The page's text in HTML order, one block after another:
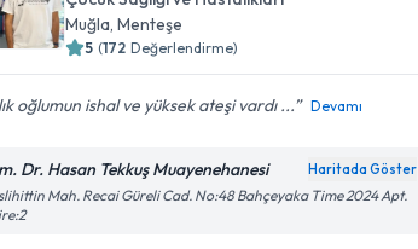
Muğla , Menteşe
5 (172 Değerlendirme)
oğlumun ishal ve yüksek ateşi vardı ... Devamı
Dr. Hasan Tekkuş Muayenehanesi Haritada Göster
Mah. Recai Güreli Cad. No:48 Bahçeyaka Time 2024 Apt.